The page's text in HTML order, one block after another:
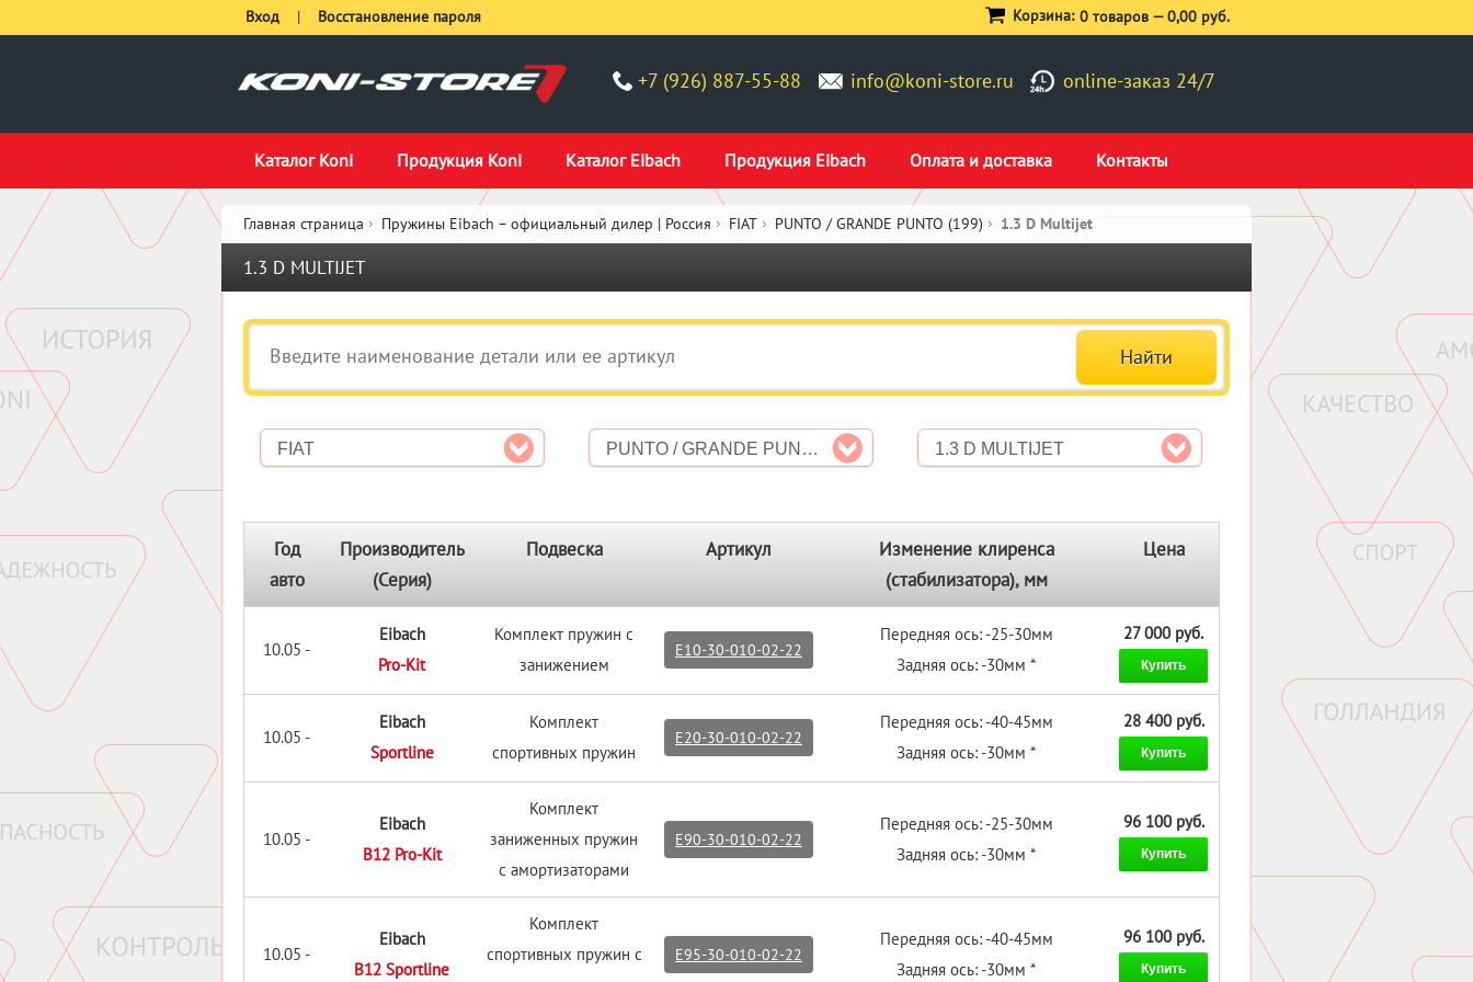
+7 (926) 887-55-88 info@koni-store.ru online-заказ 24/7
Каталог Koni Продукция Koni Каталог Eibach Продукция Eibach Оплата и доставка Контакты
Вход | Восстановление пароля Корзина: 0 товаров —0,00 руб.
Главная страница Пружины Eibach – официальный дилер | Россия FIAT PUNTO / GRANDE PUNTO (199) 1.3 D Multijet
1.3 D MULTIJET
FIAT PUNTO / GRANDE PUNTO (199) 1.3 D MULTIJET
Год
авто
Производитель
(Серия)
Подвеска Артикул
Изменение клиренса
(стабилизатора), мм
Цена
10.05 -
Eibach
Pro-Kit
Комплект пружин с
занижением
E10-30-010-02-22
Передняя ось: -25-30мм
Задняя ось: -30мм *
27 000 руб.
Купить
10.05 -
Eibach
Sportline
Комплект
спортивных пружин
E20-30-010-02-22
Передняя ось: -40-45мм
Задняя ось: -30мм *
28 400 руб.
Купить
10.05 -
Eibach
B12 Pro-Kit
Комплект
заниженных пружин
с амортизаторами
E90-30-010-02-22
Передняя ось: -25-30мм
Задняя ось: -30мм *
96 100 руб.
Купить
10.05 -
Eibach
B12 Sportline
Комплект
спортивных пружин с
E95-30-010-02-22
Передняя ось: -40-45мм
Задняя ось: -30мм *
96 100 руб.
Купить